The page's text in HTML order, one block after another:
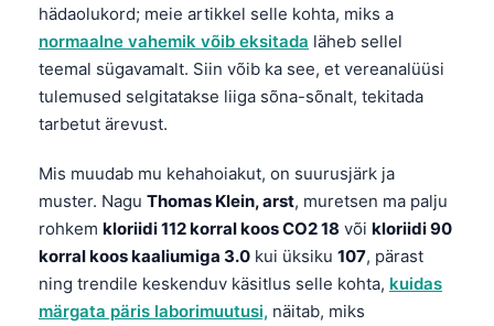
hädaolukord; meie artikkel selle kohta, miks a
normaalne vahemik võib eksitada läheb sellel
teemal sügavamalt. Siin võib ka see, et vereanalüüsi
tulemused selgitatakse liiga sõna-sõnalt, tekitada
tarbetut ärevust.
Mis muudab mu kehahoiakut, on suurusjärk ja
muster. Nagu Thomas Klein, arst, muretsen ma palju
rohkem kloriidi 112 korral koos CO2 18 või kloriidi 90
korral koos kaaliumiga 3.0 kui üksiku 107, pärast
ning trendile keskenduv käsitlus selle kohta, kuidas
märgata päris laborimuutusi, näitab, miks
اردو
मराठी
తెలుగు
தமிழ்
ગુજરાતી
ಕನ್ನಡ
മലയാളം
Bahasa Melayu
Tiếng Việt